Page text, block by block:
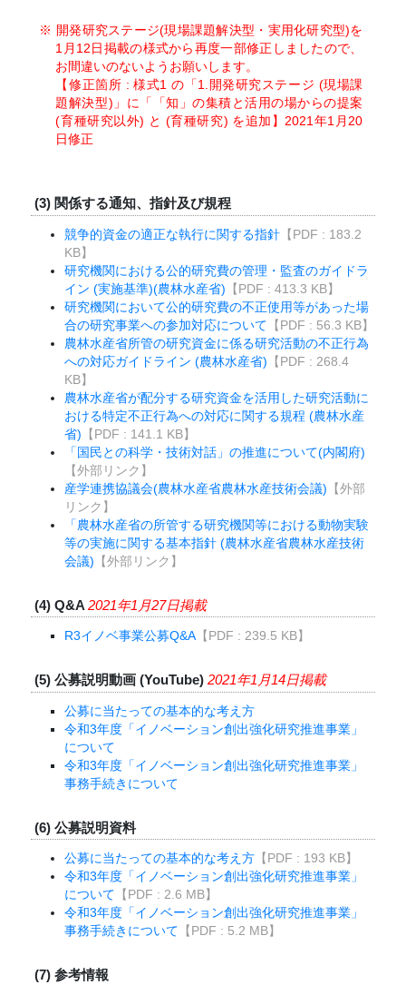
※ 開発研究ステージ(現場課題解決型・実用化研究型)を
1月12日掲載の様式から再度一部修正しましたので、
お間違いのないようお願いします。
【修正箇所 : 様式1 の「1.開発研究ステージ (現場課
題解決型)」に「「知」の集積と活用の場からの提案
(育種研究以外) と (育種研究) を追加】2021年1月20
日修正
(3) 関係する通知、指針及び規程
競争的資金の適正な執行に関する指針 【PDF : 183.2
KB】
研究機関における公的研究費の管理・監査のガイドラ
イン (実施基準)(農林水産省) 【PDF : 413.3 KB】
研究機関において公的研究費の不正使用等があった場
合の研究事業への参加対応について 【PDF : 56.3 KB】
農林水産省所管の研究資金に係る研究活動の不正行為
への対応ガイドライン (農林水産省) 【PDF : 268.4
KB】
農林水産省が配分する研究資金を活用した研究活動に
おける特定不正行為への対応に関する規程 (農林水産
省) 【PDF : 141.1 KB】
「国民との科学・技術対話」の推進について(内閣府)
【外部リンク】
産学連携協議会(農林水産省農林水産技術会議) 【外部
リンク】
「農林水産省の所管する研究機関等における動物実験
等の実施に関する基本指針 (農林水産省農林水産技術
会議) 【外部リンク】
(4) Q&A2021年1月27日掲載
R3イノベ事業公募Q&A【PDF : 239.5 KB】
(5) 公募説明動画 (YouTube)2021年1月14日掲載
公募に当たっての基本的な考え方
令和3年度「イノベーション創出強化研究推進事業」
について
令和3年度「イノベーション創出強化研究推進事業」
事務手続きについて
(6) 公募説明資料
公募に当たっての基本的な考え方 【PDF : 193 KB】
令和3年度「イノベーション創出強化研究推進事業」
について 【PDF : 2.6 MB】
令和3年度「イノベーション創出強化研究推進事業」
事務手続きについて 【PDF : 5.2 MB】
(7) 参考情報